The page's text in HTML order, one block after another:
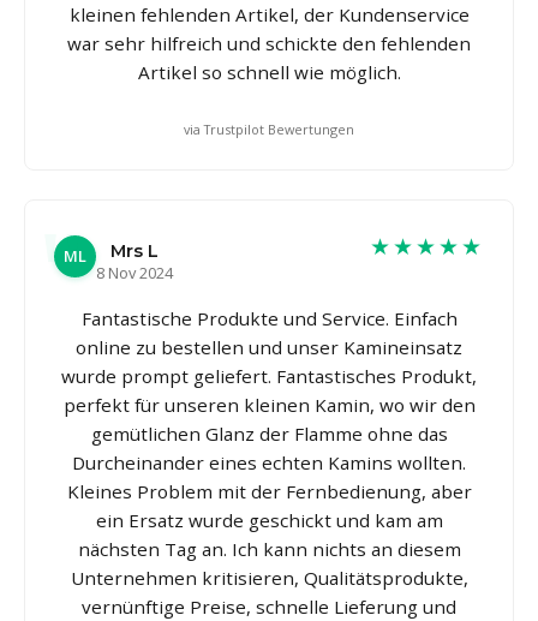
kleinen fehlenden Artikel, der Kundenservice
war sehr hilfreich und schickte den fehlenden
Artikel so schnell wie möglich.
via Trustpilot Bewertungen
ML
Mrs L
8 Nov 2024
★★★★★
Fantastische Produkte und Service. Einfach
online zu bestellen und unser Kamineinsatz
wurde prompt geliefert. Fantastisches Produkt,
perfekt für unseren kleinen Kamin, wo wir den
gemütlichen Glanz der Flamme ohne das
Durcheinander eines echten Kamins wollten.
Kleines Problem mit der Fernbedienung, aber
ein Ersatz wurde geschickt und kam am
nächsten Tag an. Ich kann nichts an diesem
Unternehmen kritisieren, Qualitätsprodukte,
vernünftige Preise, schnelle Lieferung und